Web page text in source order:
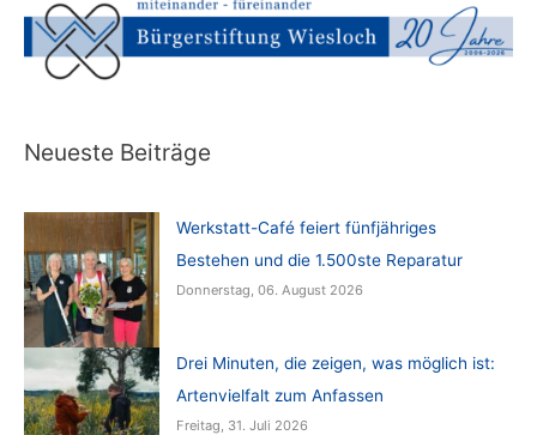
Neueste Beiträge
Werkstatt-Café feiert fünfjähriges
Bestehen und die 1.500ste Reparatur
Donnerstag, 06. August 2026
Drei Minuten, die zeigen, was möglich ist:
Artenvielfalt zum Anfassen
Freitag, 31. Juli 2026